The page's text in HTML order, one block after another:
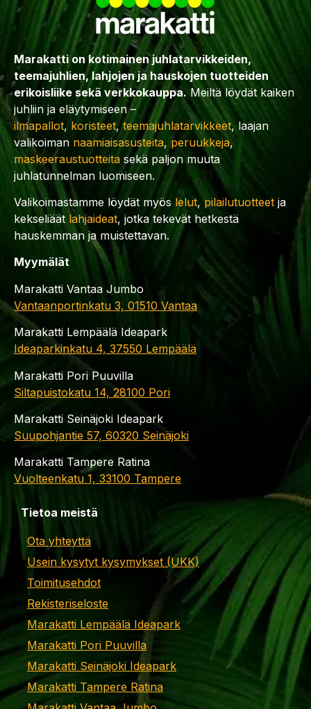
Marakatti on kotimainen juhlatarvikkeiden,
teemajuhlien, lahjojen ja hauskojen tuotteiden
erikoisliike sekä verkkokauppa. Meiltä löydät kaiken
juhliin ja eläytymiseen –
ilmapallot, koristeet,teemajuhlatarvikkeet, laajan
valikoiman naamiaisasusteita, peruukkeja,
maskeeraustuotteita sekä paljon muuta
juhlatunnelman luomiseen.
Valikoimastamme löydät myös lelut,pilailutuotteet ja
kekseliäät lahjaideat, jotka tekevät hetkestä
hauskemman ja muistettavan.
Myymälät
Marakatti Vantaa Jumbo
Vantaanportinkatu 3, 01510 Vantaa
Marakatti Lempäälä Ideapark
Ideaparkinkatu 4, 37550 Lempäälä
Marakatti Pori Puuvilla
Siltapuistokatu 14, 28100 Pori
Marakatti Seinäjoki Ideapark
Suupohjantie 57, 60320 Seinäjoki
Marakatti Tampere Ratina
Vuolteenkatu 1, 33100 Tampere
Tietoa meistä
Ota yhteyttä
Usein kysytyt kysymykset (UKK)
Toimitusehdot
Rekisteriseloste
Marakatti Lempäälä Ideapark
Marakatti Pori Puuvilla
Marakatti Seinäjoki Ideapark
Marakatti Tampere Ratina